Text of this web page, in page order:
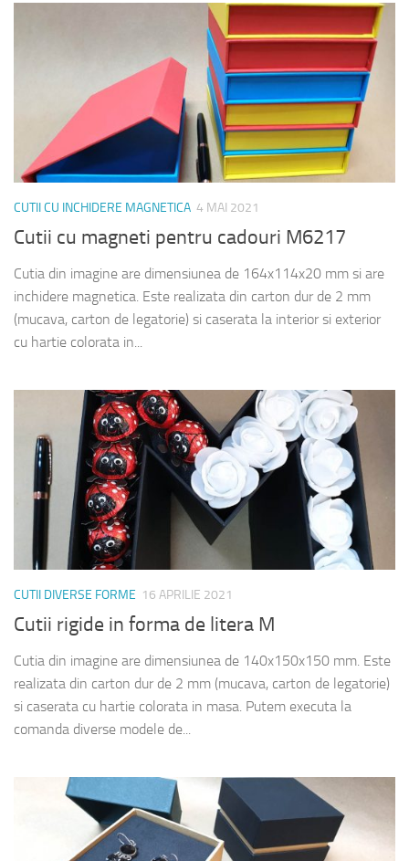
CUTII CU INCHIDERE MAGNETICA 4 MAI 2021
Cutii cu magneti pentru cadouri M6217
Cutia din imagine are dimensiunea de 164x114x20 mm si are
inchidere magnetica. Este realizata din carton dur de 2 mm
(mucava, carton de legatorie) si caserata la interior si exterior
cu hartie colorata in...
CUTII DIVERSE FORME 16 APRILIE 2021
Cutii rigide in forma de litera M
Cutia din imagine are dimensiunea de 140x150x150 mm. Este
realizata din carton dur de 2 mm (mucava, carton de legatorie)
si caserata cu hartie colorata in masa. Putem executa la
comanda diverse modele de...